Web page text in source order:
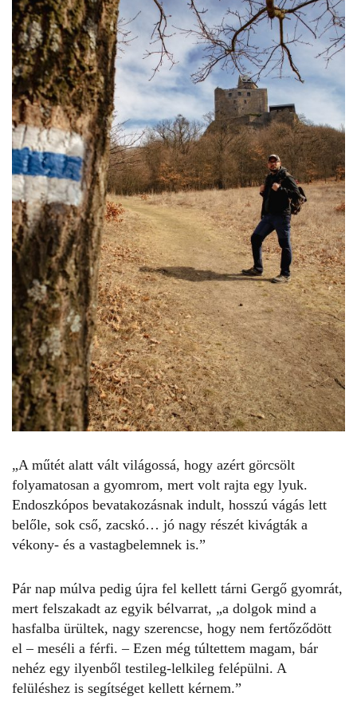
„A műtét alatt vált világossá, hogy azért görcsölt
folyamatosan a gyomrom, mert volt rajta egy lyuk.
Endoszkópos bevatakozásnak indult, hosszú vágás lett
belőle, sok cső, zacskó… jó nagy részét kivágták a
vékony- és a vastagbelemnek is.”
Pár nap múlva pedig újra fel kellett tárni Gergő gyomrát,
mert felszakadt az egyik bélvarrat, „a dolgok mind a
hasfalba ürültek, nagy szerencse, hogy nem fertőződött
el – meséli a férfi. – Ezen még túltettem magam, bár
nehéz egy ilyenből testileg-lelkileg felépülni. A
felüléshez is segítséget kellett kérnem.”